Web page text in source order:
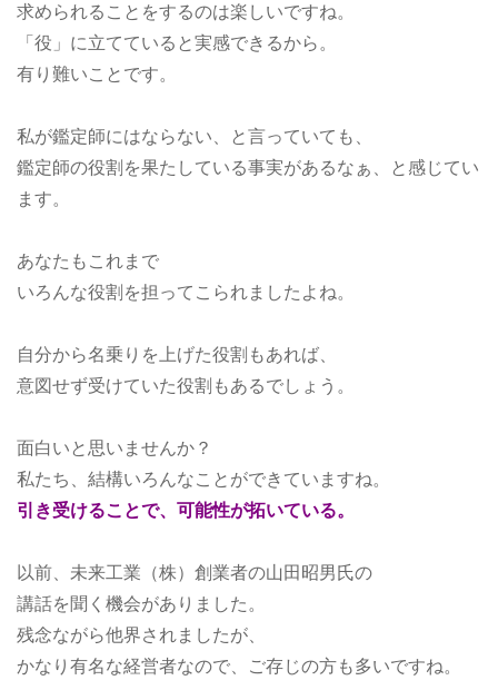
求められることをするのは楽しいですね。
「役」に立てていると実感できるから。
有り難いことです。
私が鑑定師にはならない、と言っていても、
鑑定師の役割を果たしている事実があるなぁ、と感じてい
ます。
あなたもこれまで
いろんな役割を担ってこられましたよね。
自分から名乗りを上げた役割もあれば、
意図せず受けていた役割もあるでしょう。
面白いと思いませんか？
私たち、結構いろんなことができていますね。
引き受けることで、可能性が拓いている。
以前、未来工業（株）創業者の山田昭男氏の
講話を聞く機会がありました。
残念ながら他界されましたが、
かなり有名な経営者なので、ご存じの方も多いですね。